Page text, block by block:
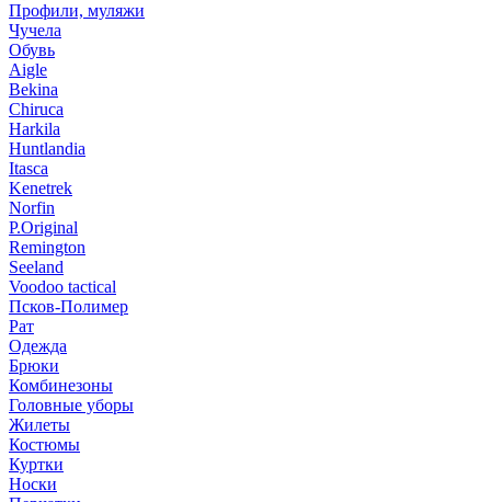
Профили, муляжи
Чучела
Обувь
Aigle
Bekina
Chiruсa
Harkila
Huntlandia
Itasca
Kenetrek
Norfin
P.Original
Remington
Seeland
Voodoo tactical
Псков-Полимер
Рат
Одежда
Брюки
Комбинезоны
Головные уборы
Жилеты
Костюмы
Куртки
Носки